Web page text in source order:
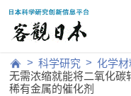
> 科学研究 > 化学材
无需浓缩就能将二氧化碳
稀有金属的催化剂